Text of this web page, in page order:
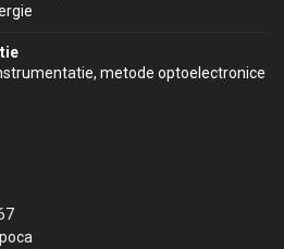
metode optoelectronice